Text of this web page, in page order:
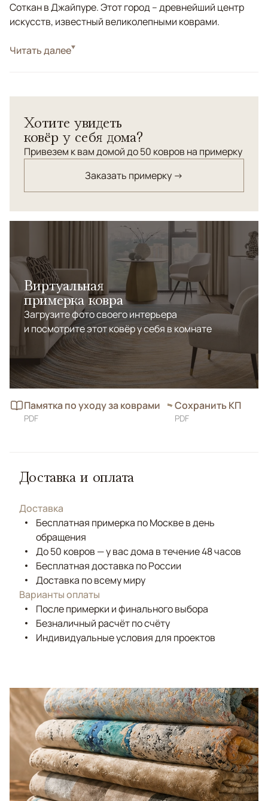
Соткан в Джайпуре. Этот город – древнейший центр
искусств, известный великолепными коврами.
СтильКлассические
Читать далее
Хотите увидеть
ковёр у себя дома?
Привезем к вам домой до 50 ковров на примерку
Заказать примерку →
Виртуальная
примерка ковра
Загрузите фото своего интерьера
и посмотрите этот ковёр у себя в комнате
Памятка по уходу за коврами
PDF
Сохранить КП
PDF
Доставка и оплата
Доставка
Бесплатная примерка по Москве в день
обращения
До 50 ковров — у вас дома в течение 48 часов
Бесплатная доставка по России
Доставка по всему миру
Варианты оплаты
После примерки и финального выбора
Безналичный расчёт по счёту
Индивидуальные условия для проектов